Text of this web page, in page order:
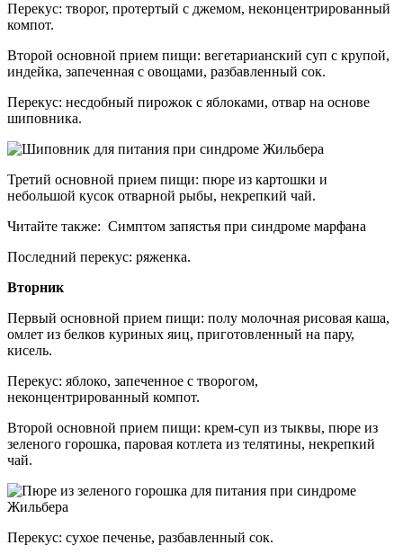
Перекус: творог, протертый с джемом, неконцентрированный
компот.
Второй основной прием пищи: вегетарианский суп с крупой,
индейка, запеченная с овощами, разбавленный сок.
Перекус: несдобный пирожок с яблоками, отвар на основе
шиповника.
Третий основной прием пищи: пюре из картошки и
небольшой кусок отварной рыбы, некрепкий чай.
Читайте также: Симптом запястья при синдроме марфана
Последний перекус: ряженка.
Вторник
Первый основной прием пищи: полу молочная рисовая каша,
омлет из белков куриных яиц, приготовленный на пару,
кисель.
Перекус: яблоко, запеченное с творогом,
неконцентрированный компот.
Второй основной прием пищи: крем-суп из тыквы, пюре из
зеленого горошка, паровая котлета из телятины, некрепкий
чай.
Перекус: сухое печенье, разбавленный сок.